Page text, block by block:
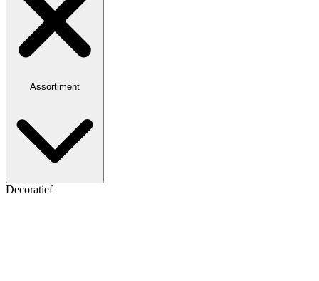
Assortiment
Decoratief